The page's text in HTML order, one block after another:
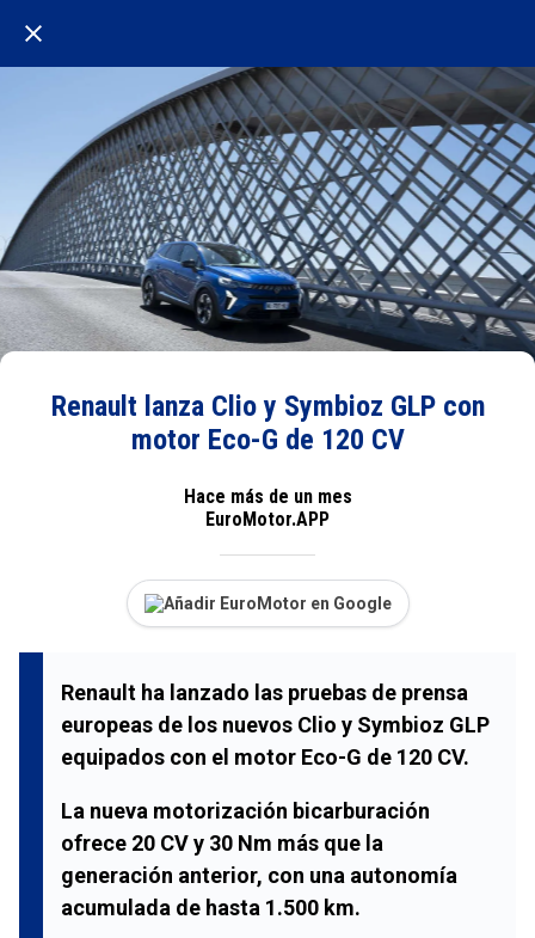
Renault lanza Clio y Symbioz GLP con
motor Eco-G de 120 CV
Hace más de un mes
EuroMotor.APP
Añadir EuroMotor en Google
Renault ha lanzado las pruebas de prensa
europeas de los nuevos Clio y Symbioz GLP
equipados con el motor Eco-G de 120 CV.
La nueva motorización bicarburación
ofrece 20 CV y 30 Nm más que la
generación anterior, con una autonomía
acumulada de hasta 1.500 km.